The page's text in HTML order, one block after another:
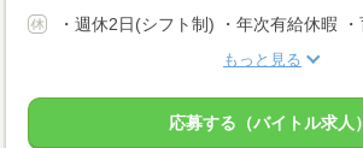
もっと見る
応募する（バイトル求人）